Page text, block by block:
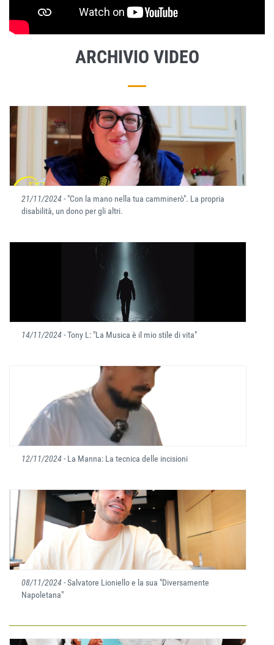
ARCHIVIO VIDEO
21/11/2024- "Con la mano nella tua camminerò". La propria
disabilità, un dono per gli altri.
14/11/2024- Tony L: "La Musica è il mio stile di vita"
12/11/2024- La Manna: La tecnica delle incisioni
08/11/2024- Salvatore Lioniello e la sua "Diversamente
Napoletana"